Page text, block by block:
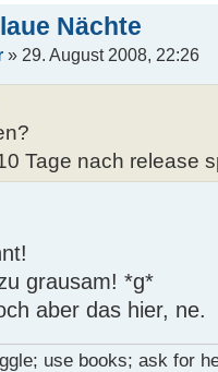
Nächte
» 29. August 2008, 22:26
Tage nach release
grausam! *g*
aber das hier, ne.
use books; ask for